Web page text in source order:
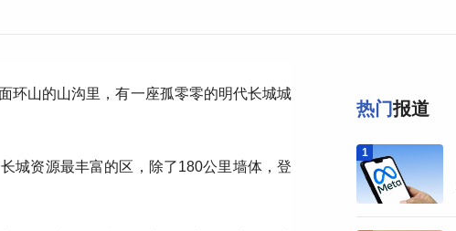
环山的山沟里，有一座孤零零的明代长城城
城资源最丰富的区，除了180公里墙体，登
热门报道
1